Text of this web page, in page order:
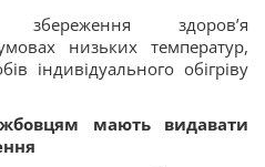
здоров’я
низьких температур,
індивідуального обігріву
мають видавати